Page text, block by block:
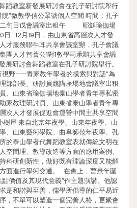
蹈教室新發展研討會在孔子研討院舉行
”微教學信公眾號個人空間 時間：孔子
二旬日戊會議室出租午 耶穌瑜伽場
12月19日，由山東省高層次人才發
才服務聯牛耳共享會議室辦，孔子會議
團人才智薈公1對1教學司承辦共享會議
展研討會舞蹈教室在孔子研討院舉行。
視野——青家教年學者的摸索與對話”為
部部長、研討員魏講座場地會議室出租
、山東省瑜伽場地泰山學者青年專私密
家教理研討員、山東省泰山學者青年專
次人才發展促進會運營中間主共享空間
屋 來自北京年夜學、山東年夜學、山
、山東藝術學院、曲阜師范年夜學、孔
的泰山學者代舞蹈教室表就傳統文明在
空間理、教導改造等方面的應用案例、
科研創新性，做好既有理論深度又能解
面進行學術交通。 在會上，曹景年圍
價值及其現代意義”作主題演講。他認
是和諧與至善，儒學所倡導的仁平易近
，不單可以塑造一個完善人格，更聚會